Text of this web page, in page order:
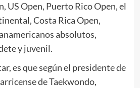
US Open, Puerto Rico Open, el
Costa Rica Open,
absolutos,
y juvenil.
es que según el presidente de
de Taekwondo,